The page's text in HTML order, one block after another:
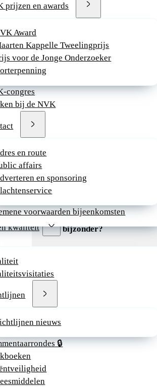
prijzen en awards
Award
Kappelle Tweelingprijs
voor de Jonge Onderzoeker
congres
bij de NVK
en route
affairs
en sponsoring
voorwaarden bijeenkomsten
kwaliteit
nieuws
🔒
werken buiten het
een vertrouwde en
kindvriendelijke setting.
veel kinderen wel een
nodig hebben, maar geen
onze consulten bieden
alleen medische
leefstijlgeneeskunde. Zo
sociale context van het
dragen we bij aan een
generatie én een meer
Wat maakt deze functie
bijzonder?
Meer tijd en
de patiënt – met
Werken in een
onderdeel is van
De
een innovatief